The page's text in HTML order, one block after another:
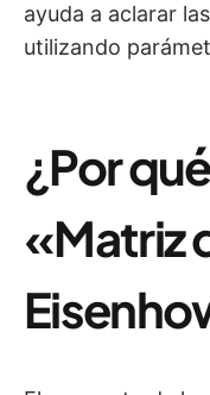
ayuda a aclarar
utilizando
¿Por
«Matriz